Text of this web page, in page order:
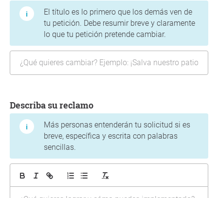
El título es lo primero que los demás ven de
tu petición. Debe resumir breve y claramente
lo que tu petición pretende cambiar.
Describa su reclamo
Más personas entenderán tu solicitud si es
breve, específica y escrita con palabras
sencillas.